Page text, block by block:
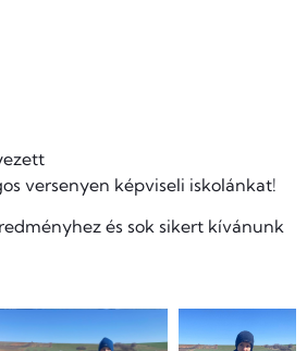
versenyen képviseli iskolánkat!
és sok sikert kívánunk